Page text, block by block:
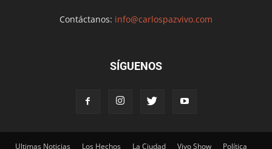
Contáctanos: info@carlospazvivo.com
SÍGUENOS
Ultimas Noticias Los Hechos La Ciudad Vivo Show Política